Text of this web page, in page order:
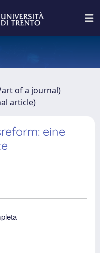
of a journal)
article)
eine